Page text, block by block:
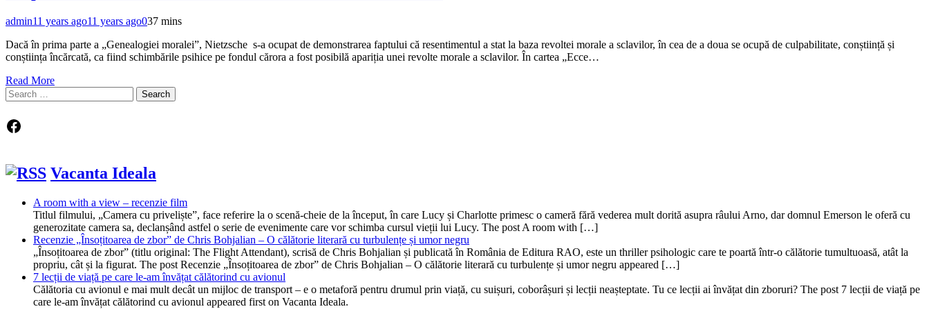
admin11 years ago11 years ago037 mins
Dacă în prima parte a „Genealogiei moralei”, Nietzsche s-a ocupat de demonstrarea faptului că resentimentul a stat la baza revoltei morale a sclavilor, în cea de a doua se ocupă de culpabilitate, conștiință și
conștiința încărcată, ca fiind schimbările psihice pe fondul cărora a fost posibilă apariția unei revolte morale a sclavilor. În cartea „Ecce…
Read More
Search
for:
Facebook
Vacanta Ideala
A room with a view – recenzie film
Titlul filmului, „Camera cu priveliște”, face referire la o scenă-cheie de la început, în care Lucy și Charlotte primesc o cameră fără vederea mult dorită asupra râului Arno, dar domnul Emerson le oferă cu
generozitate camera sa, declanșând astfel o serie de evenimente care vor schimba cursul vieții lui Lucy. The post A room with […]
Recenzie „Însoțitoarea de zbor” de Chris Bohjalian – O călătorie literară cu turbulențe și umor negru
„Însoțitoarea de zbor” (titlu original: The Flight Attendant), scrisă de Chris Bohjalian și publicată în România de Editura RAO, este un thriller psihologic care te poartă într-o călătorie tumultuoasă, atât la
propriu, cât și la figurat. The post Recenzie „Însoțitoarea de zbor” de Chris Bohjalian – O călătorie literară cu turbulențe și umor negru appeared […]
7 lecții de viață pe care le-am învățat călătorind cu avionul
Călătoria cu avionul e mai mult decât un mijloc de transport – e o metaforă pentru drumul prin viață, cu suișuri, coborâșuri și lecții neașteptate. Tu ce lecții ai învățat din zboruri? The post 7 lecții de viață pe
care le-am învățat călătorind cu avionul appeared first on Vacanta Ideala.